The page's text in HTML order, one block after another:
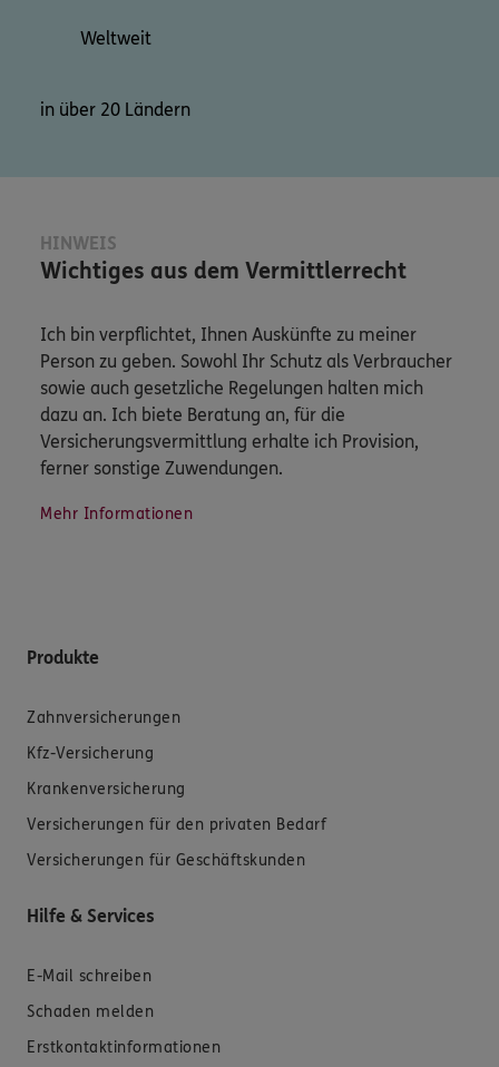
Weltweit
in über 20 Ländern
HINWEIS
Wichtiges aus dem Vermittlerrecht
Ich bin verpflichtet, Ihnen Auskünfte zu meiner
Person zu geben. Sowohl Ihr Schutz als Verbraucher
sowie auch gesetzliche Regelungen halten mich
dazu an. Ich biete Beratung an, für die
Versicherungsvermittlung erhalte ich Provision,
ferner sonstige Zuwendungen.
Mehr Informationen
Produkte
Zahnversicherungen
Kfz-Versicherung
Krankenversicherung
Versicherungen für den privaten Bedarf
Versicherungen für Geschäftskunden
Hilfe & Services
E-Mail schreiben
Schaden melden
Erstkontaktinformationen